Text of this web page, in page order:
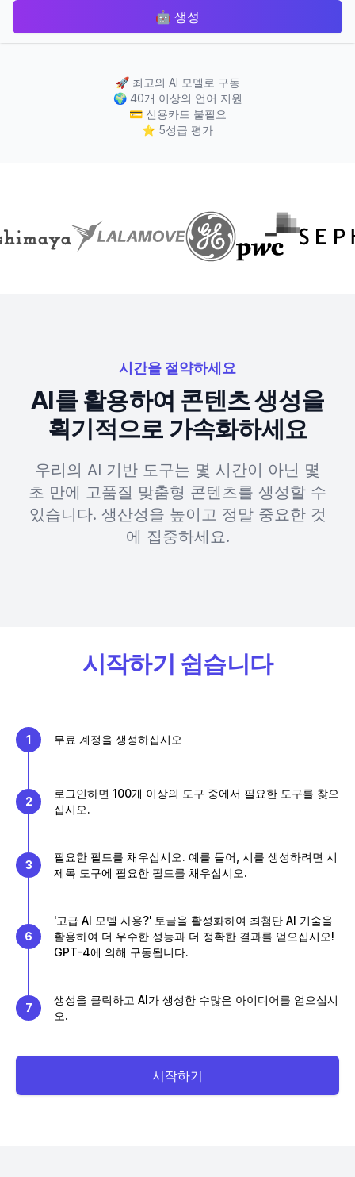
🤖 생성
🚀 최고의 AI 모델로 구동
🌍 40개 이상의 언어 지원
💳 신용카드 불필요
⭐ 5성급 평가
시간을 절약하세요
AI를 활용하여 콘텐츠 생성을
획기적으로 가속화하세요
우리의 AI 기반 도구는 몇 시간이 아닌 몇
초 만에 고품질 맞춤형 콘텐츠를 생성할 수
있습니다. 생산성을 높이고 정말 중요한 것
에 집중하세요.
시작하기 쉽습니다
1 무료 계정을 생성하십시오
2
로그인하면 100개 이상의 도구 중에서 필요한 도구를 찾으
십시오.
3
필요한 필드를 채우십시오. 예를 들어, 시를 생성하려면 시
제목 도구에 필요한 필드를 채우십시오.
6
'고급 AI 모델 사용?' 토글을 활성화하여 최첨단 AI 기술을
활용하여 더 우수한 성능과 더 정확한 결과를 얻으십시오!
GPT-4에 의해 구동됩니다.
7
생성을 클릭하고 AI가 생성한 수많은 아이디어를 얻으십시
오.
시작하기